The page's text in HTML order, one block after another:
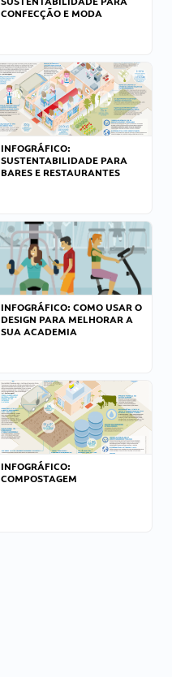
CONFECÇÃO E MODA
INFOGRÁFICO:
SUSTENTABILIDADE PARA
BARES E RESTAURANTES
INFOGRÁFICO: COMO USAR O
DESIGN PARA MELHORAR A
SUA ACADEMIA
INFOGRÁFICO:
COMPOSTAGEM